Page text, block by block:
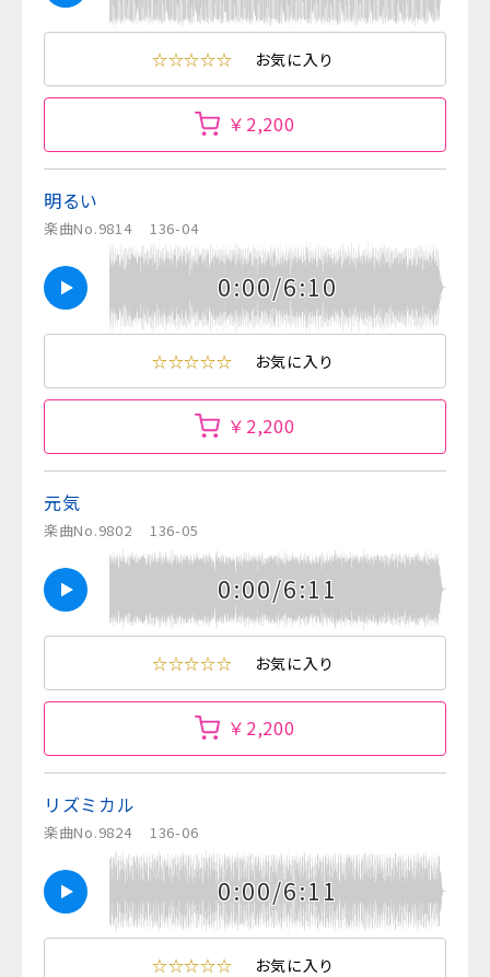
☆☆☆☆☆ お気に入り
￥2,200
明るい
楽曲No.9814 136-04
0:00/6:10
☆☆☆☆☆ お気に入り
￥2,200
元気
楽曲No.9802 136-05
0:00/6:11
☆☆☆☆☆ お気に入り
￥2,200
リズミカル
楽曲No.9824 136-06
0:00/6:11
☆☆☆☆☆ お気に入り